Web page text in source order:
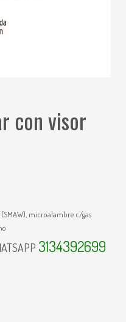
con visor
microalambre c/gas
3134392699